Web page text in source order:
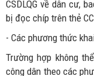
CSDLQG về dân cư,
bị đọc chíp trên thẻ
- Các phương thức
Trường hợp không
công dân theo các